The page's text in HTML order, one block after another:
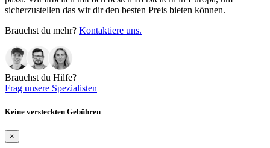
sicherzustellen das wir dir den besten Preis bieten können.
Brauchst du mehr? Kontaktiere uns.
Brauchst du Hilfe?
Frag unsere Spezialisten
Keine versteckten Gebühren
×